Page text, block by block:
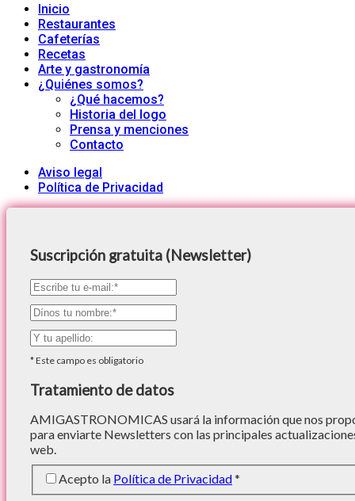
Inicio
Restaurantes
Cafeterías
Recetas
Arte y gastronomía
¿Quiénes somos?
¿Qué hacemos?
Historia del logo
Prensa y menciones
Contacto
Aviso legal
Política de Privacidad
Suscripción gratuita (Newsletter)
*Este campo es obligatorio
Tratamiento de datos
AMIGASTRONOMICAS usará la información que nos
para enviarte Newsletters con las principales
web.
Acepto la Política de Privacidad*